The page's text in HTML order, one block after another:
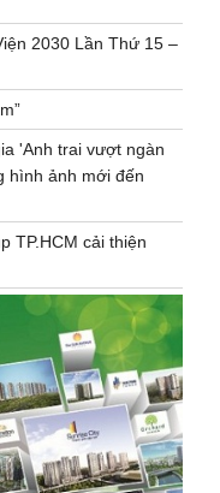
2030 Lần Thứ 15 –
'Anh trai vượt ngàn
hình ảnh mới đến
TP.HCM cải thiện